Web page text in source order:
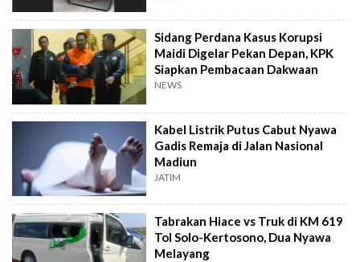
Sidang Perdana Kasus Korupsi
Maidi Digelar Pekan Depan, KPK
Siapkan Pembacaan Dakwaan
NEWS
Kabel Listrik Putus Cabut Nyawa
Gadis Remaja di Jalan Nasional
Madiun
JATIM
Tabrakan Hiace vs Truk di KM 619
Tol Solo-Kertosono, Dua Nyawa
Melayang